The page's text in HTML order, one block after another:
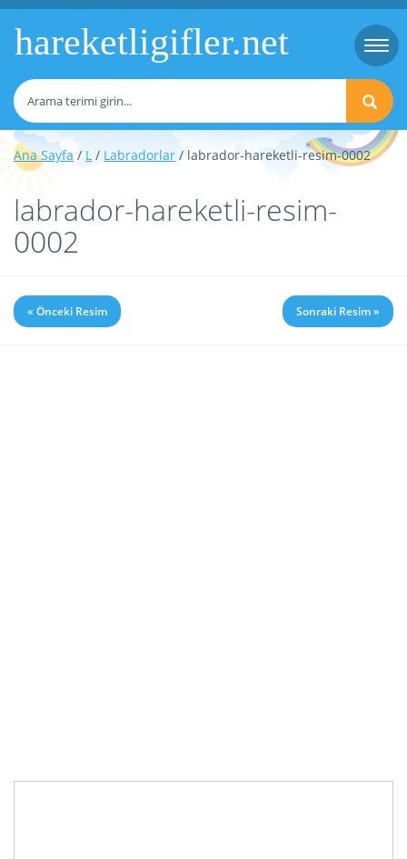
hareketligifler.net
Ana Sayfa/ L / Labradorlar / labrador-hareketli-resim-0002
labrador-hareketli-resim-
0002
« Önceki Resim Sonraki Resim »